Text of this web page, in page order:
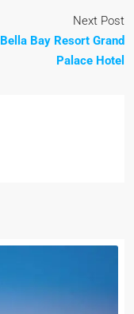
Next Post
Bella Bay Resort Grand
Palace Hotel